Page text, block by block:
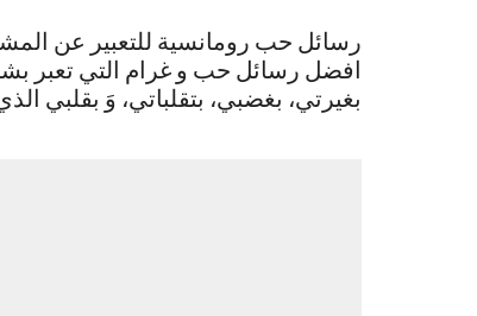
رسائل حب رومانسية للتعبير عن
افضل رسائل حب و غرام التي تعبر
بغيرتي، بغضبي، بتقلباتي، وَ بقلبي